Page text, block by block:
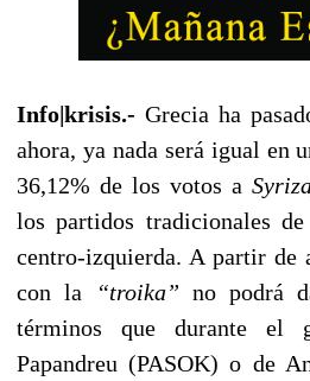
Info|krisis.- Grecia ha
ahora, ya nada será igual en
36,12% de los votos a
los partidos tradicionales
centro-izquierda. A partir de
con la
“troika” no podrá
términos que durante el
Papandreu (PASOK) o de